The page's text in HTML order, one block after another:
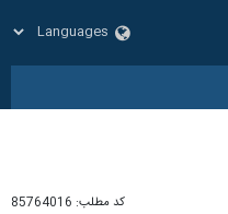
کد مطلب: 85764016